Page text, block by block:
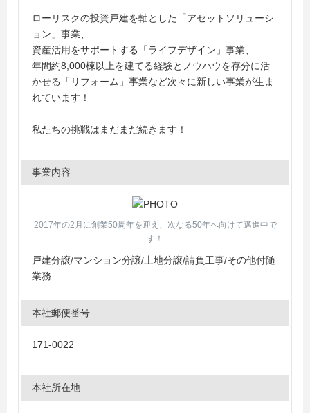
ローリスクの投資戸建を軸とした「アセットソリューシ
ョン」事業、
資産活用をサポートする「ライフデザイン」事業、
年間約8,000棟以上を建てる経験とノウハウを存分に活
かせる「リフォーム」事業など次々に新しい事業が生ま
れています！
私たちの挑戦はまだまだ続きます！
事業内容
2017年の2月に創業50周年を迎え、次なる50年へ向けて邁進中で
す！
戸建分譲/マンション分譲/土地分譲/請負工事/その他付随
業務
本社郵便番号
171-0022
本社所在地